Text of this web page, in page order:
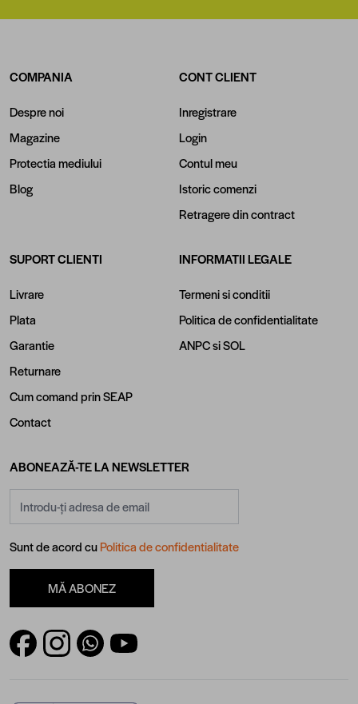
COMPANIA
Despre noi
Magazine
Protectia mediului
Blog
CONT CLIENT
Inregistrare
Login
Contul meu
Istoric comenzi
Retragere din contract
SUPORT CLIENTI
Livrare
Plata
Garantie
Returnare
Cum comand prin SEAP
Contact
INFORMATII LEGALE
Termeni si conditii
Politica de confidentialitate
ANPCsiSOL
ABONEAZĂ-TE LA NEWSLETTER
Sunt de acord cuPolitica de confidentialitate
MĂ ABONEZ